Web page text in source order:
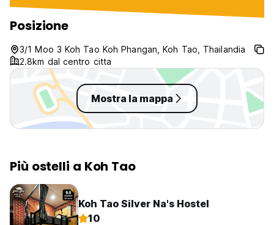
Posizione
3/1 Moo 3 Koh Tao Koh Phangan, Koh Tao, Thailandia
2.8km dal centro citta
Mostra la mappa
Più ostelli a Koh Tao
Koh Tao Silver Na's Hostel
10